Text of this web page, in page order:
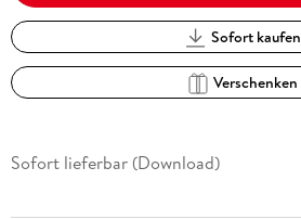
Sofort kaufen
Verschenken
Sofort lieferbar (Download)